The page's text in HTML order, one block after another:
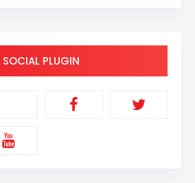
SOCIAL PLUGIN